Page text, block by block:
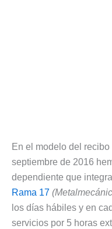
En el modelo del
septiembre de 2016
dependiente que
Rama 17
los días hábiles y en
servicios por 5 horas